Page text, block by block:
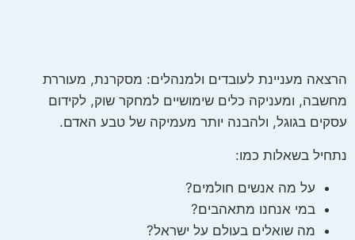
הרצאה מעניינת לעובדים ולמנהלים: מסקרנת, מעוררת
מחשבה, ומעניקה כלים שימושיים למחקר שוק, לקידום
עסקים בגוגל, ולהבנה יותר מעמיקה של טבע האדם.
נתחיל בשאלות כמו:
על מה אנשים חולמים?
במי אנחנו מתאהבים?
מה שואלים בעולם על ישראל?